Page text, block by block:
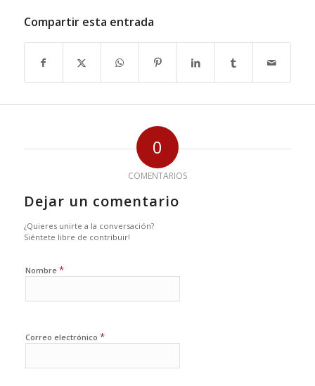
Compartir esta entrada
0
COMENTARIOS
Dejar un comentario
¿Quieres unirte a la conversación?
Siéntete libre de contribuir!
Nombre *
Correo electrónico *